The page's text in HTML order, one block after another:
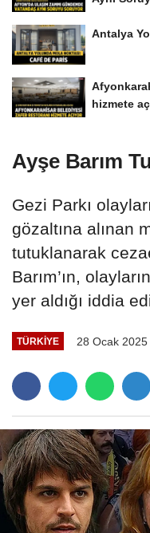
Antalya
hizmete
Ayşe Barım
Gezi Parkı
gözaltına alınan
tutuklanarak
Barım’ın,
yer aldığı iddia
TÜRKIYE 28 Ocak